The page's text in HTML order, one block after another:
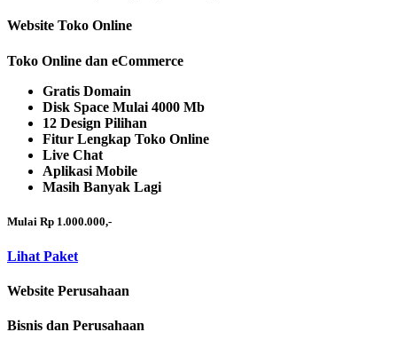
Website Toko Online
Toko Online dan eCommerce
Gratis Domain
Disk Space Mulai 4000 Mb
12 Design Pilihan
Fitur Lengkap Toko Online
Live Chat
Aplikasi Mobile
Masih Banyak Lagi
Mulai Rp 1.000.000,-
Lihat Paket
Website Perusahaan
Bisnis dan Perusahaan